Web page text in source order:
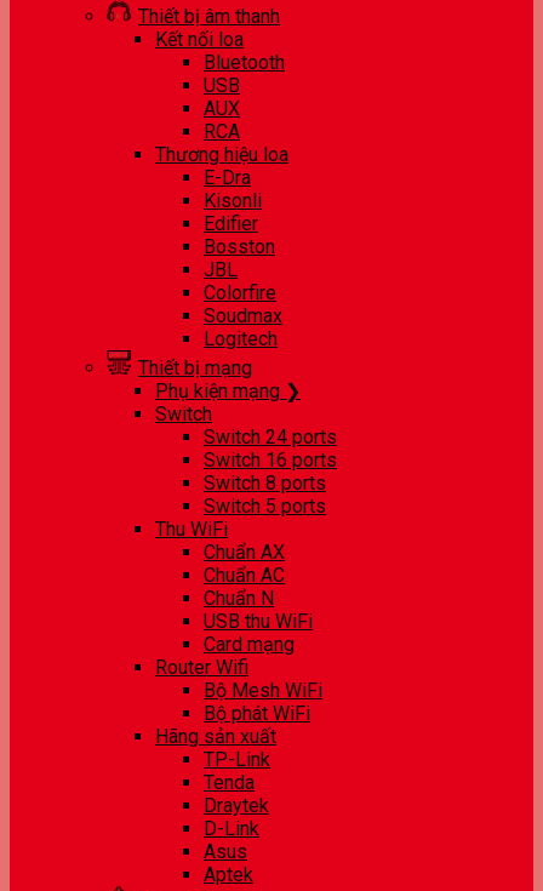
Thiết bị âm thanh
Kết nối loa
Bluetooth
USB
AUX
RCA
Thương hiệu loa
E-Dra
Kisonli
Edifier
Bosston
JBL
Colorfire
Soudmax
Logitech
Thiết bị mạng
Phụ kiện mạng ❯
Switch
Switch 24 ports
Switch 16 ports
Switch 8 ports
Switch 5 ports
Thu WiFi
Chuẩn AX
Chuẩn AC
Chuẩn N
USB thu WiFi
Card mạng
Router Wifi
Bộ Mesh WiFi
Bộ phát WiFi
Hãng sản xuất
TP-Link
Tenda
Draytek
D-Link
Asus
Aptek